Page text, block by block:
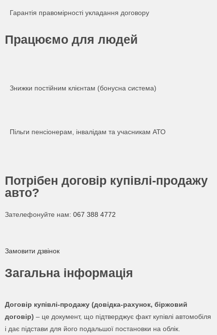
Гарантія правомірності укладання договору
Працюємо для людей
Знижки постійним клієнтам (бонусна система)
Пільги пенсіонерам, інвалідам та учасникам АТО
Потрібен договір купівлі-продажу
авто?
Зателефонуйте нам: 067 388 4772
Замовити дзвінок
Загальна інформація
Договір купівлі-продажу (довідка-рахунок, біржовий
договір) – це документ, що підтверджує факт купівлі автомобіля
і дає підстави для його подальшої постановки на облік.